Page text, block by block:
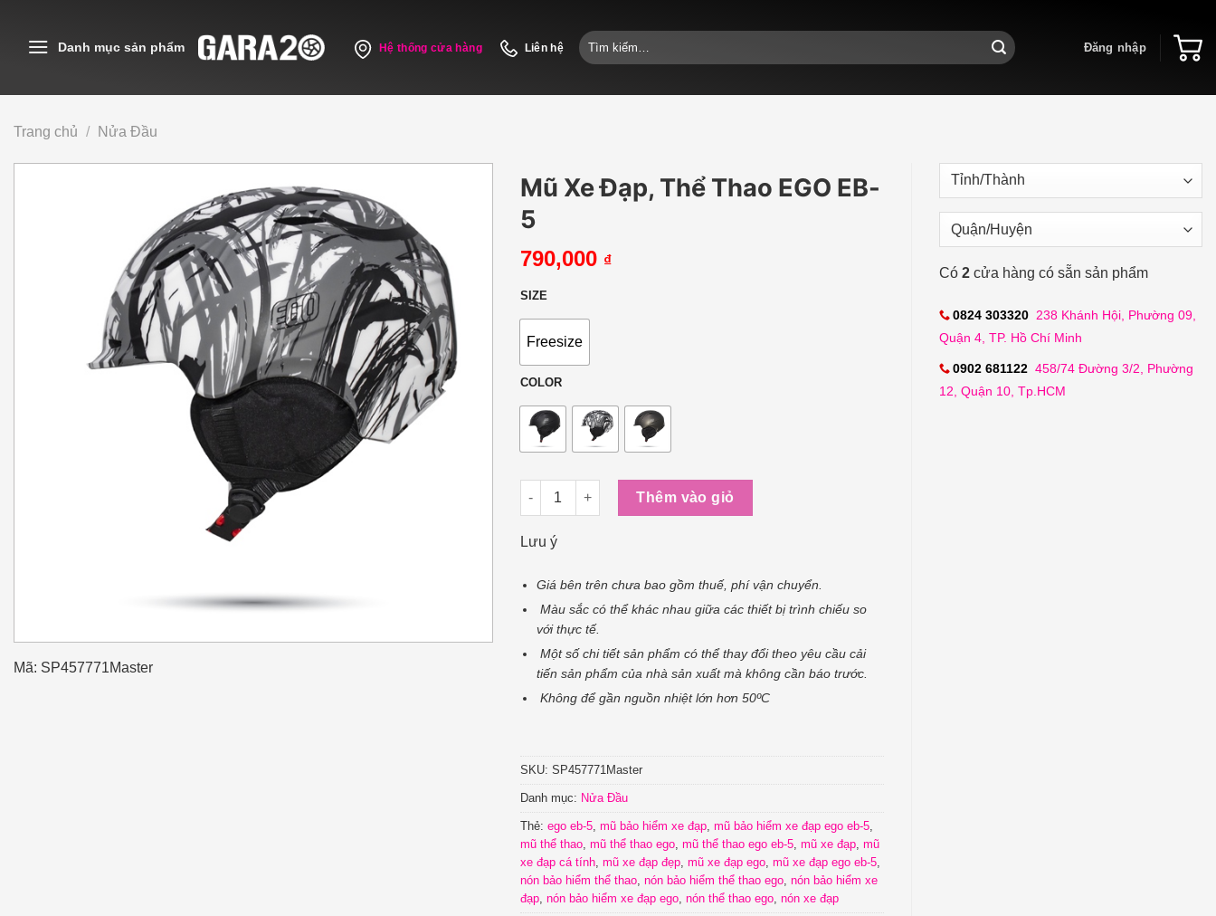
content
Danh mục sản phẩm Hệ thống cửa hàng Liên hệ
Tìm
kiếm:
Đăng nhập
Trang chủ / Nửa Đầu
Mã: SP457771Master
Mũ Xe Đạp, Thể Thao EGO EB-
5
790,000 ₫
SIZE
Freesize
COLOR
Mũ Xe Đạp, Thể Thao EGO EB-5 số lượng
Thêm vào giỏ
Lưu ý
Giá bên trên chưa bao gồm thuế, phí vận chuyển.
Màu sắc có thể khác nhau giữa các thiết bị trình chiếu so
với thực tế.
Một số chi tiết sản phẩm có thể thay đổi theo yêu cầu cải
tiến sản phẩm của nhà sản xuất mà không cần báo trước.
Không để gần nguồn nhiệt lớn hơn 50ºC
SKU: SP457771Master
Danh mục: Nửa Đầu
Thẻ: ego eb-5 mũ bảo hiểm xe đạp mũ bảo hiểm xe đạp ego eb-5
mũ thể thao mũ thể thao ego mũ thể thao ego eb-5 mũ xe đạp mũ
xe đạp cá tính mũ xe đạp đẹp mũ xe đạp ego mũ xe đạp ego eb-5
nón bảo hiểm thể thao nón bảo hiểm thể thao ego nón bảo hiểm xe
đạp nón bảo hiểm xe đạp ego nón thể thao ego nón xe đạp
Có 2 cửa hàng có sẵn sản phẩm
0824 303320 238 Khánh Hội, Phường 09,
Quận 4, TP. Hồ Chí Minh
0902 681122 458/74 Đường 3/2, Phường
12, Quận 10, Tp.HCM